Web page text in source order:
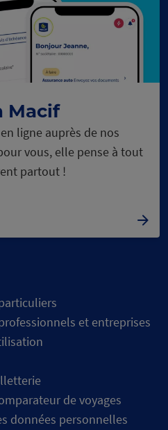
Macif
ligne auprès de nos
vous, elle pense à tout
partout !
et entreprises
de voyages
données personnelles
urs